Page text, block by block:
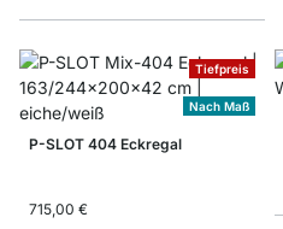
Tiefpreis
Nach Maß
P-SLOT 404 Eckregal
715,00 €